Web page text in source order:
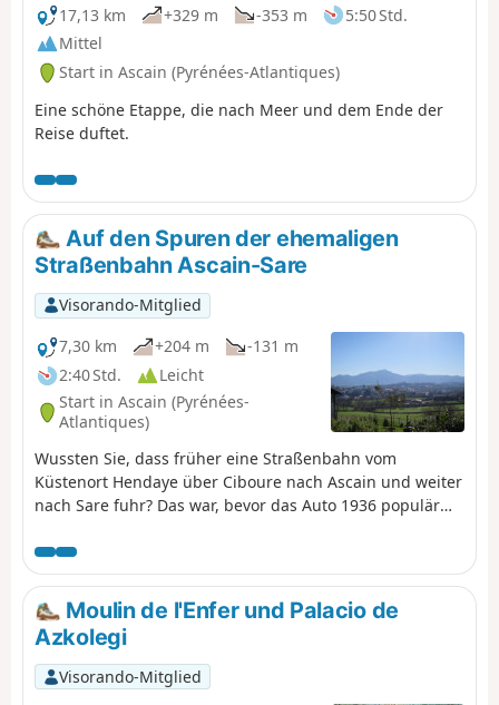
der anderen Seite, das die Anstrengungen
mit einem grandiosen Naturschauspiel
belohnt.
17,13 km +329 m -353 m
5:50 Std.
Mittel
Start in Ascain (Pyrénées-Atlantiques)
Eine schöne Etappe, die nach Meer und dem Ende der
Reise duftet.
Auf den Spuren der ehemaligen
Straßenbahn Ascain-Sare
Visorando-Mitglied
7,30 km
+204 m
-131 m
2:40 Std.
Leicht
Start in Ascain (Pyrénées-
Atlantiques)
Wussten Sie, dass früher eine Straßenbahn vom
Küstenort Hendaye über Ciboure nach Ascain und weiter
nach Sare fuhr? Das war, bevor das Auto 1936 populär
dieser Straßenbahn, die aus den verfügbaren Archiven
stammen. Die Landschaft hat die Erinnerung daran
bewahrt, die man bei diesem Ausflug unter dem
wohlwollenden Blick des Mont Esnaur entdecken kann.
Moulin de l'Enfer und Palacio de
Azkolegi
Visorando-Mitglied